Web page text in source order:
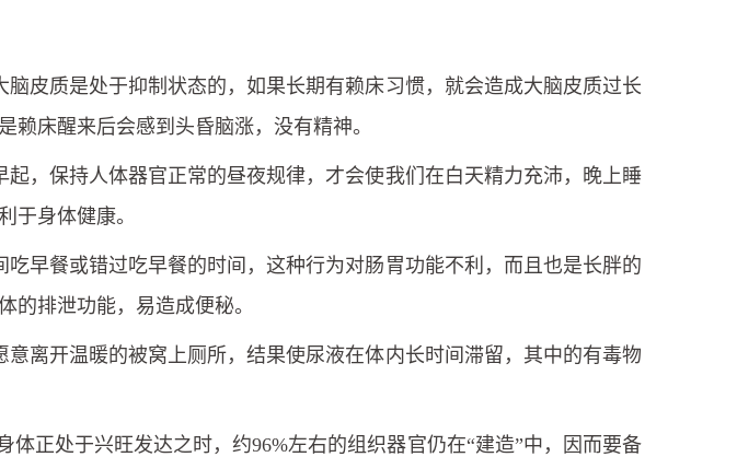
皮质是处于抑制状态的，如果长期有赖床习惯，就会造成大脑皮质过长
赖床醒来后会感到头昏脑涨，没有精神。
，保持人体器官正常的昼夜规律，才会使我们在白天精力充沛，晚上睡
于身体健康。
早餐或错过吃早餐的时间，这种行为对肠胃功能不利，而且也是长胖的
的排泄功能，易造成便秘。
离开温暖的被窝上厕所，结果使尿液在体内长时间滞留，其中的有毒物
正处于兴旺发达之时，约96%左右的组织器官仍在“建造”中，因而要备